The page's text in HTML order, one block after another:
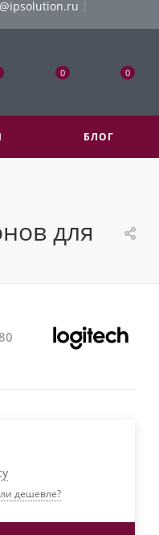
|
0 0
БЛОГ
для
дешевле?